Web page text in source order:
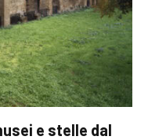
e stelle dal